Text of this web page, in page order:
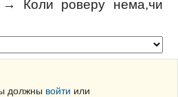
→ Коли роверу нема,чи
должны войти или